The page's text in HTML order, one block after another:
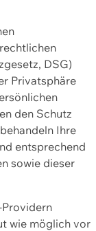
DSG)
Privatsphäre
den Schutz
Ihre
entsprechend
sowie dieser
wie möglich vor